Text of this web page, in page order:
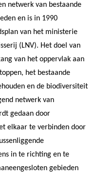
netwerk van bestaande
en is in 1990
van het ministerie
(LNV). Het doel van
van het oppervlak aan
het bestaande
en de biodiversiteit
netwerk van
gedaan door
elkaar te verbinden door
in te richting en te
gebieden